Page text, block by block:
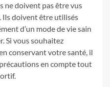
ne doivent pas être vus
Ils doivent être utilisés
d’un mode de vie sain
Si vous souhaitez
conservant votre santé, il
en compte tout